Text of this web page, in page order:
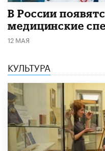
В России
медицинские
12 МАЯ
КУЛЬТУРА